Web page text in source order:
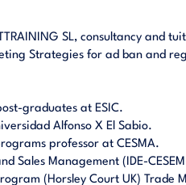
SL, consultancy and
Strategies for ad ban and
graduates at ESIC.
Alfonso X El Sabio.
professor at CESMA.
Sales Management (IDE-
(Horsley Court UK) Trade